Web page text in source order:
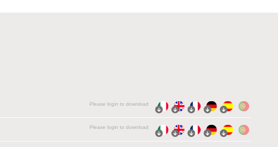
Please login to download
Please login to download